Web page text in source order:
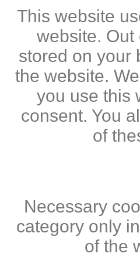
This website
website.
stored on your
the website.
you use this
consent. You
of
Necessary
category only
of the